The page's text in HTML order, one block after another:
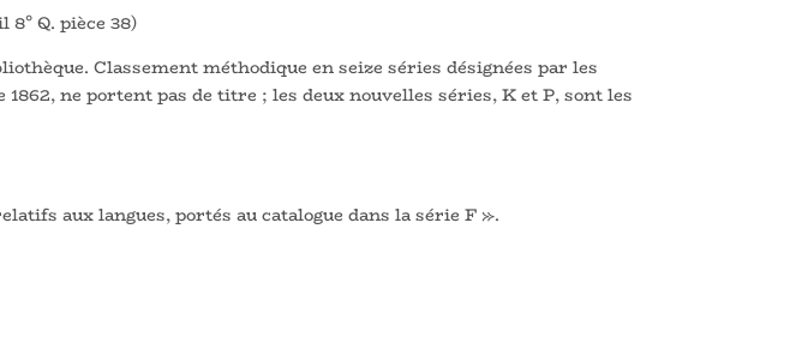
Q. pièce 38)
Classement méthodique en seize séries désignées par les
ne portent pas de titre ; les deux nouvelles séries, K et P, sont les
aux langues, portés au catalogue dans la série F ».